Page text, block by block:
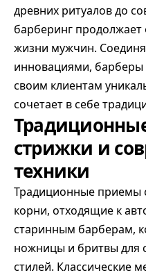
древних ритуалов до
барберинг
жизни мужчин.
инновациями, барберы
своим клиентам
сочетает в себе
стрижки и
техники
Традиционные приемы
корни, отходящие к
старинным барберам,
ножницы и бритвы для
стилей. Классические